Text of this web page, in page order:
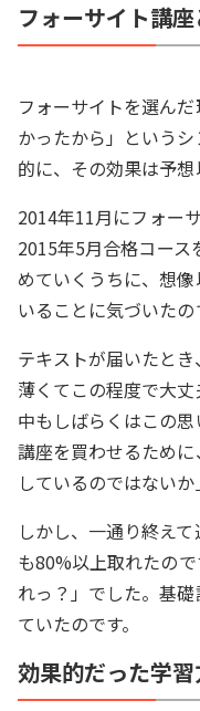
フォーサイト講
フォーサイトを選ん
かったから」という
的に、その効果は予想
2014年11月にフォー
2015年5月合格コース
めていくうちに、想
いることに気づいたの
テキストが届いたと
薄くてこの程度で大
中もしばらくはこの
講座を買わせるため
しているのではないか
しかし、一通り終え
も80%以上取れたの
れっ？」でした。基
ていたのです。
効果的だった学